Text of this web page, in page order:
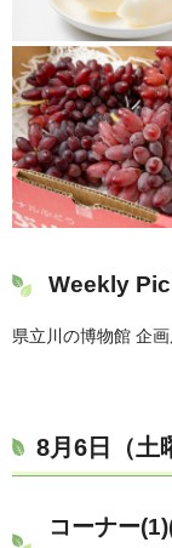
Weekly
県立川の博物館 企
8月6日（土
コーナー